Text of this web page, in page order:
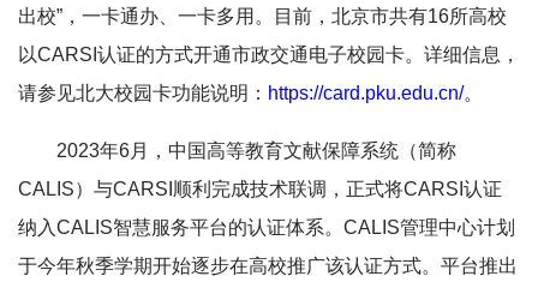
出校”，一卡通办、一卡多用。目前，北京市共有16所高校
以CARSI认证的方式开通市政交通电子校园卡。详细信息，
请参见北大校园卡功能说明： https://card.pku.edu.cn/。
2023年6月，中国高等教育文献保障系统（简称
CALIS）与CARSI顺利完成技术联调，正式将CARSI认证
纳入CALIS智慧服务平台的认证体系。CALIS管理中心计划
于今年秋季学期开始逐步在高校推广该认证方式。平台推出